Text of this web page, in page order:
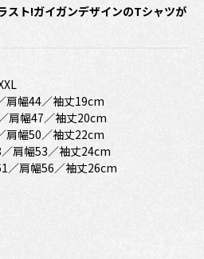
スト!ガイガンデザインのTシャツが
肩幅44／袖丈19cm
肩幅47／袖丈20cm
肩幅50／袖丈22cm
肩幅53／袖丈24cm
／肩幅56／袖丈26cm